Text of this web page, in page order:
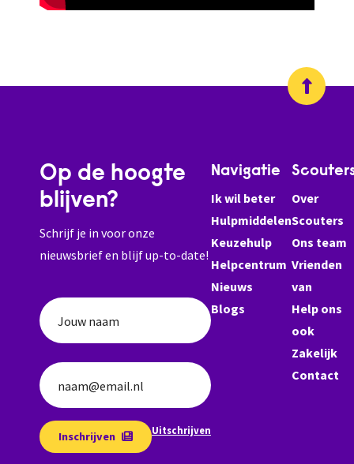
Op de hoogte
blijven?
Schrijf je in voor onze
nieuwsbrief en blijf up-to-date!
Jouw naam
naam@email.nl
Inschrijven Uitschrijven
Navigatie
Ik wil beter
Hulpmiddelen
Keuzehulp
Helpcentrum
Nieuws
Blogs
Over
Scouters
Ons team
Vrienden
van
Help ons
ook
Zakelijk
Contact